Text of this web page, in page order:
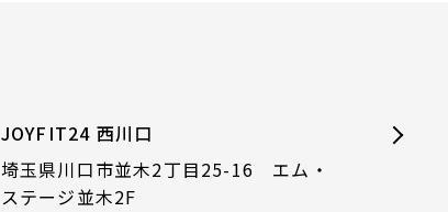
JOYFIT24 西川口
埼玉県川口市並木2丁目25-16 エム・
ステージ並木2F